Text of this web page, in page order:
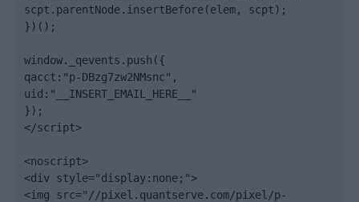
scpt.parentNode.insertBefore(elem, scpt);
})();
window._qevents.push({
qacct:"p-DBzg7zw2NMsnc",
uid:"__INSERT_EMAIL_HERE__"
});
</script>
<noscript>
<div style="display:none;">
<img src="//pixel.quantserve.com/pixel/p-